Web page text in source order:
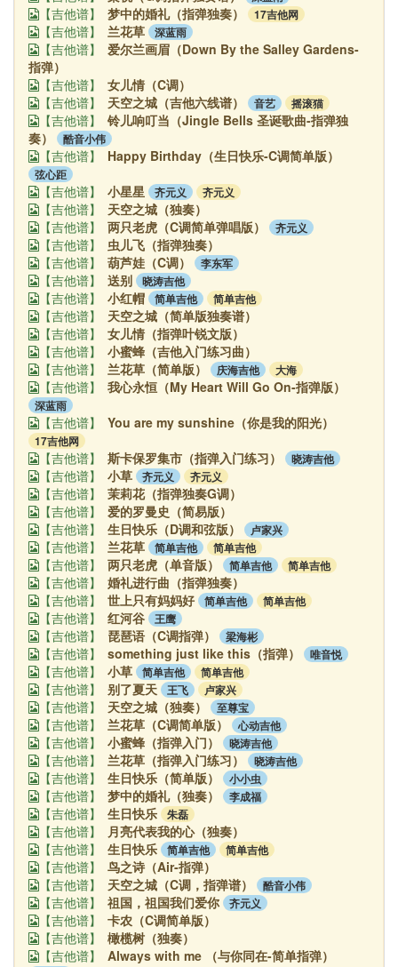
【吉他谱】 梦中的婚礼（指弹独奏） 17吉他网
【吉他谱】 兰花草 深蓝雨
【吉他谱】
爱尔兰画眉（Down By the Salley Gardens-
指弹）
【吉他谱】 女儿情（C调）
【吉他谱】 天空之城（吉他六线谱） 音艺 摇滚猫
【吉他谱】
铃儿响叮当（Jingle Bells 圣诞歌曲-指弹独
奏）
酷音小伟
【吉他谱】 Happy Birthday（生日快乐-C调简单版）
弦心距
【吉他谱】 小星星 齐元义 齐元义
【吉他谱】 天空之城（独奏）
【吉他谱】 两只老虎（C调简单弹唱版） 齐元义
【吉他谱】 虫儿飞（指弹独奏）
【吉他谱】 葫芦娃（C调） 李东军
【吉他谱】 送别 晓涛吉他
【吉他谱】 小红帽 简单吉他 简单吉他
【吉他谱】 天空之城（简单版独奏谱）
【吉他谱】 女儿情（指弹叶锐文版）
【吉他谱】 小蜜蜂（吉他入门练习曲）
【吉他谱】 兰花草（简单版） 庆海吉他 大海
【吉他谱】 我心永恒（My Heart Will Go On-指弹版）
深蓝雨
【吉他谱】 You are my sunshine（你是我的阳光）
17吉他网
【吉他谱】 斯卡保罗集市（指弹入门练习） 晓涛吉他
【吉他谱】 小草 齐元义 齐元义
【吉他谱】 茉莉花（指弹独奏G调）
【吉他谱】 爱的罗曼史（简易版）
【吉他谱】 生日快乐（D调和弦版） 卢家兴
【吉他谱】 兰花草 简单吉他 简单吉他
【吉他谱】 两只老虎（单音版） 简单吉他 简单吉他
【吉他谱】 婚礼进行曲（指弹独奏）
【吉他谱】 世上只有妈妈好 简单吉他 简单吉他
【吉他谱】 红河谷 王鹰
【吉他谱】 琵琶语（C调指弹） 梁海彬
【吉他谱】 something just like this（指弹） 唯音悦
【吉他谱】 小草 简单吉他 简单吉他
【吉他谱】 别了夏天 王飞 卢家兴
【吉他谱】 天空之城（独奏） 至尊宝
【吉他谱】 兰花草（C调简单版） 心动吉他
【吉他谱】 小蜜蜂（指弹入门） 晓涛吉他
【吉他谱】 兰花草（指弹入门练习） 晓涛吉他
【吉他谱】 生日快乐（简单版） 小小虫
【吉他谱】 梦中的婚礼（独奏） 李成福
【吉他谱】 生日快乐 朱磊
【吉他谱】 月亮代表我的心（独奏）
【吉他谱】 生日快乐 简单吉他 简单吉他
【吉他谱】 鸟之诗（Air-指弹）
【吉他谱】 天空之城（C调，指弹谱） 酷音小伟
【吉他谱】 祖国，祖国我们爱你 齐元义
【吉他谱】 卡农（C调简单版）
【吉他谱】 橄榄树（独奏）
【吉他谱】 Always with me （与你同在-简单指弹）